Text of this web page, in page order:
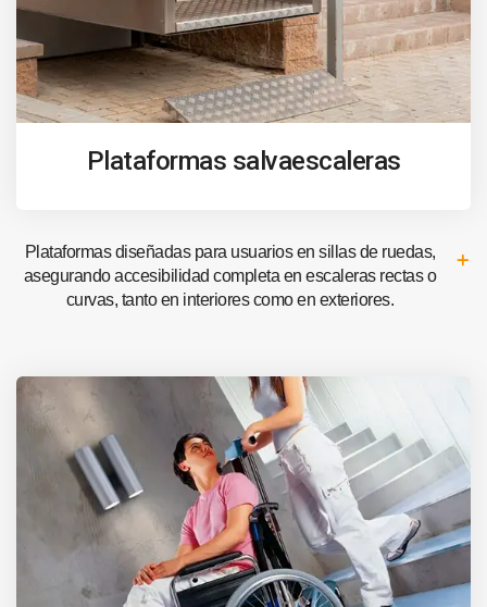
Plataformas salvaescaleras
Plataformas diseñadas para usuarios en sillas de ruedas,
asegurando accesibilidad completa en escaleras rectas o
curvas, tanto en interiores como en exteriores.